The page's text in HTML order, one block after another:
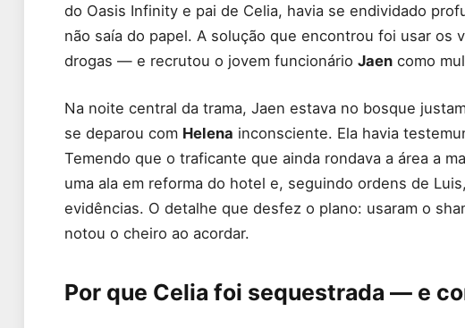
do Oasis Infinity e pai de Celia, havia se endividado
não saía do papel. A solução que encontrou foi usar os
drogas — e recrutou o jovem funcionário Jaen como
Na noite central da trama, Jaen estava no bosque
se deparou com Helena inconsciente. Ela havia
Temendo que o traficante que ainda rondava a área a
uma ala em reforma do hotel e, seguindo ordens de
evidências. O detalhe que desfez o plano: usaram o
notou o cheiro ao acordar.
Por que Celia foi sequestrada — e